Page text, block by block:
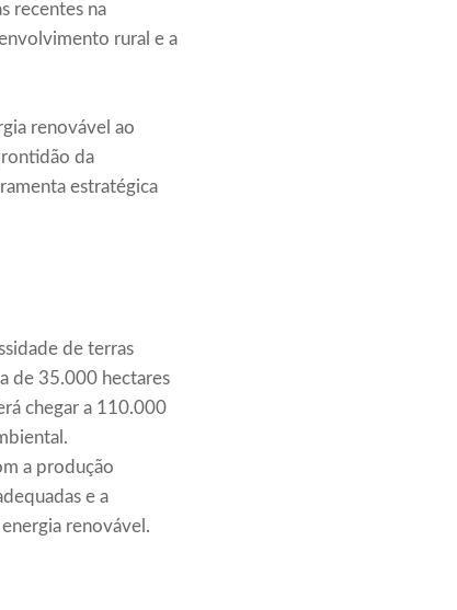
recentes na
rural e a
renovável ao
da
estratégica
de terras
de 35.000 hectares
chegar a 110.000
a produção
e a
renovável.